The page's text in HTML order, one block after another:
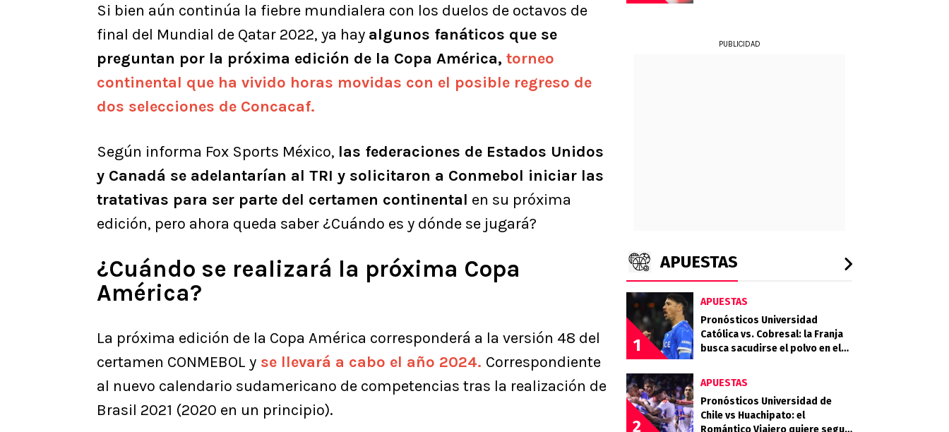
Si bien aún continúa la fiebre mundialera con los duelos de octavos de
final del Mundial de Qatar 2022, ya hay algunos fanáticos que se
preguntan por la próxima edición de la Copa América, torneo
continental que ha vivido horas movidas con el posible regreso de
dos selecciones de Concacaf.
Según informa Fox Sports México, las federaciones de Estados Unidos
y Canadá se adelantarían al TRI y solicitaron a Conmebol iniciar las
tratativas para ser parte del certamen continental en su próxima
edición, pero ahora queda saber ¿Cuándo es y dónde se jugará?
¿Cuándo se realizará la próxima Copa
América?
La próxima edición de la Copa América corresponderá a la versión 48 del
certamen CONMEBOL y se llevará a cabo el año 2024. Correspondiente
al nuevo calendario sudamericano de competencias tras la realización de
Brasil 2021 (2020 en un principio).
PUBLICIDAD
APUESTAS
1
APUESTAS
Pronósticos Universidad
Católica vs. Cobresal: la Franja
busca sacudirse el polvo en el
2
APUESTAS
Pronósticos Universidad de
Chile vs Huachipato: el
Romántico Viajero quiere seguir